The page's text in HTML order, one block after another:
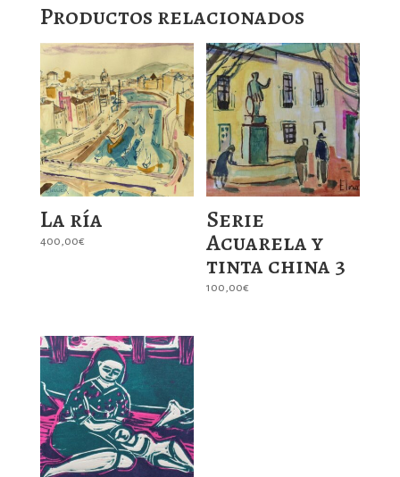
Productos relacionados
La ría
400,00€
Serie
Acuarela y
tinta china 3
100,00€